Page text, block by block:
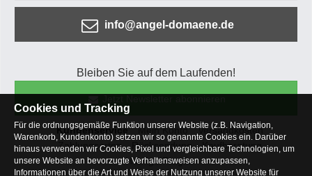
info@angel-domaene.de
Bleiben Sie auf dem Laufenden!
Kundenservice Mein Konto
Versandkosten
Zahlungsarten
Rücksendung
Kaufberatung
Häufige Fragen
Cookies und Tracking
Für die ordnungsgemäße Funktion unserer Website (z.B. Navigation,
Warenkorb, Kundenkonto) setzen wir so genannte Cookies ein. Darüber
hinaus verwenden wir Cookies, Pixel und vergleichbare Technologien, um
unsere Website an bevorzugte Verhaltensweisen anzupassen,
Informationen über die Art und Weise der Nutzung unserer Website für